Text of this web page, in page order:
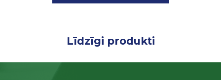
Līdzīgi produkti